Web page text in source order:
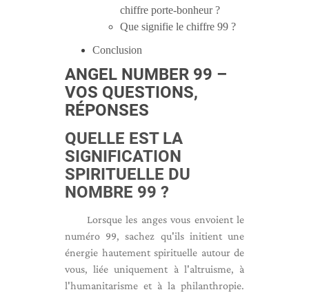
chiffre porte-bonheur ?
Que signifie le chiffre 99 ?
Conclusion
ANGEL NUMBER 99 –
VOS QUESTIONS,
RÉPONSES
QUELLE EST LA
SIGNIFICATION
SPIRITUELLE DU
NOMBRE 99 ?
Lorsque les anges vous envoient le
numéro 99, sachez qu'ils initient une
énergie hautement spirituelle autour de
vous, liée uniquement à l'altruisme, à
l'humanitarisme et à la philanthropie.